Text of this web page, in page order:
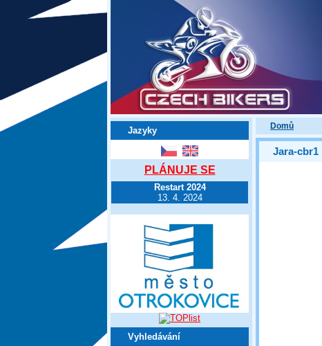
Domů
Jazyky
PLÁNUJE SE
Restart 2024
13. 4. 2024
Vyhledávání
Jara-cbr1